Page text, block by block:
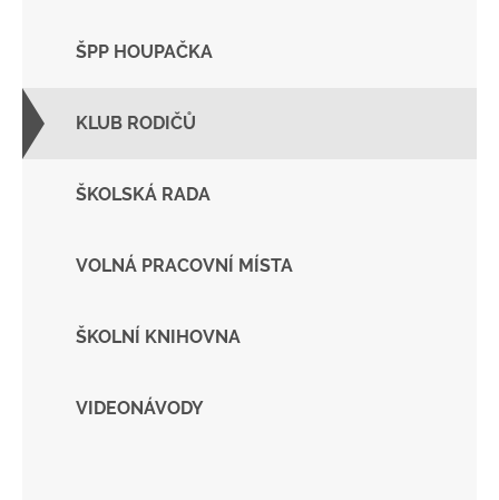
ŠPP HOUPAČKA
KLUB RODIČŮ
ŠKOLSKÁ RADA
VOLNÁ PRACOVNÍ MÍSTA
ŠKOLNÍ KNIHOVNA
VIDEONÁVODY